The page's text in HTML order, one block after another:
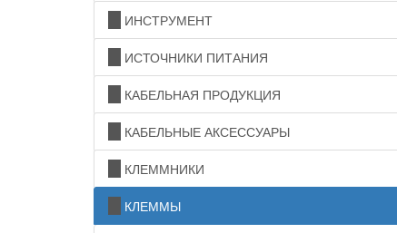
ИНСТРУМЕНТ
ИСТОЧНИКИ ПИТАНИЯ
КАБЕЛЬНАЯ ПРОДУКЦИЯ
КАБЕЛЬНЫЕ АКСЕССУАРЫ
КЛЕММНИКИ
КЛЕММЫ